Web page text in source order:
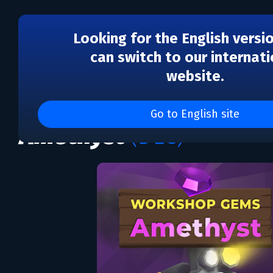
Looking for the English
can switch to our
website.
Go to English site
Train Valley 2:
Amethyst(DLC)
DLC